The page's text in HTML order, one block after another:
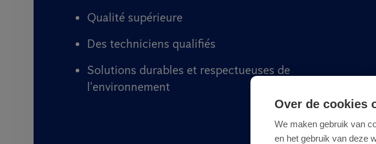
Qualité supérieure
Des techniciens qualifiés
Solutions durables et respectueuses de
l'environnement
Over de cookies
We maken gebruik van
en het gebruik van deze